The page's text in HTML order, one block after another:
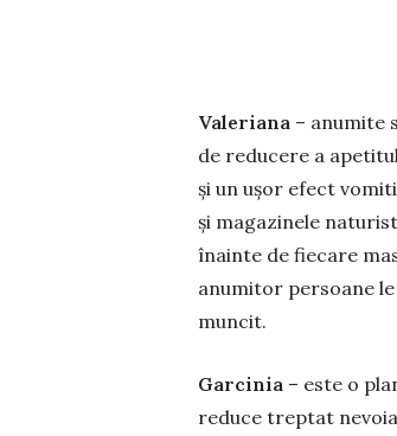
Valeriana – anumite
de redu­cere a
și un ușor efect
și magazinele
înainte de fiecare
anumitor persoane
muncit.
Garcinia – este o
reduce treptat